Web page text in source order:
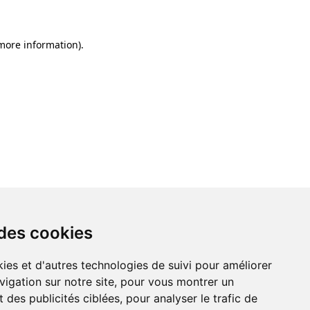
cookies
et d'autres technologies de suivi pour améliorer
sur notre site, pour vous montrer un
des publicités ciblées, pour analyser le trafic de
information).